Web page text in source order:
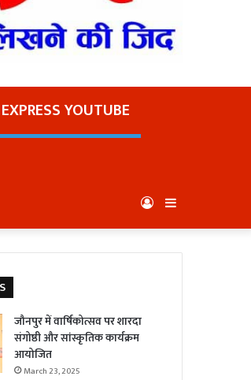
YOUTUBE
Log
In
जौनपुर में वार्षिकोत्सव पर शारदा
संगोष्ठी और सांस्कृतिक कार्यक्रम
आयोजित
March 23, 2025